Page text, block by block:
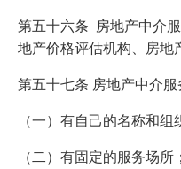
第五十六条 房地产中介
地产价格评估机构、房地
第五十七条 房地产中介
（一）有自己的名称和组
（二）有固定的服务场所；